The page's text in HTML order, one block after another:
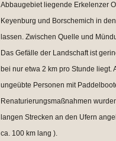
Abbaugebiet liegende Erkelenzer
Keyenburg und Borschemich in
lassen. Zwischen Quelle und
Das Gefälle der Landschaft ist
bei nur etwa 2 km pro Stunde liegt.
ungeübte Personen mit
Renaturierungsmaßnahmen
langen Strecken an den Ufern
ca. 100 km lang ).